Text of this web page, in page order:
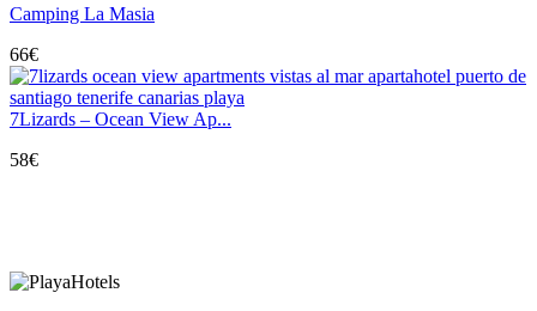
Camping La Masia
66€
7Lizards – Ocean View Ap...
58€